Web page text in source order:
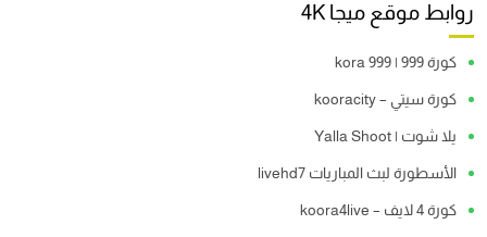
روابط موقع ميجا 4K
كورة 999 | kora 999
كورة سيتي – kooracity
يلا شوت | Yalla Shoot
الأسطورة لبث المباريات livehd7
كورة 4 لايف – koora4live